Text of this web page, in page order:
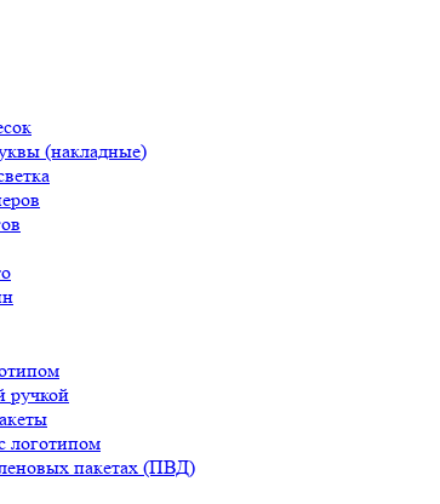
(накладные)
ручкой
логотипом
пакетах (ПВД)